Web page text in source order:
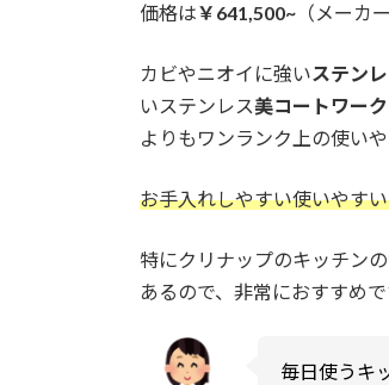
価格は￥641,500~ （メーカ
カビやニオイに強いステン
いステンレス美コートワー
よりもワンランク上の使い
お手入れしやすい使いやす
特にクリナップのキッチン
あるので、非常におすすめで
毎日使うキ